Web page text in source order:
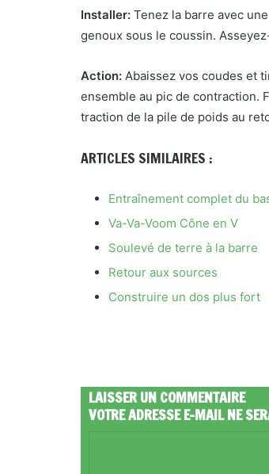
Installer: Tenez la barre avec
genoux sous le coussin.
Action: Abaissez vos coudes et
ensemble au pic de contraction.
traction de la pile de poids au
ARTICLES SIMILAIRES :
Entraînement complet du
Va-Va-Voom Cône en V
Soulevé de terre à la barre
Retour aux sources
Construire un dos plus fort
LAISSER UN COMMENTAIRE
VOTRE ADRESSE E-MAIL NE